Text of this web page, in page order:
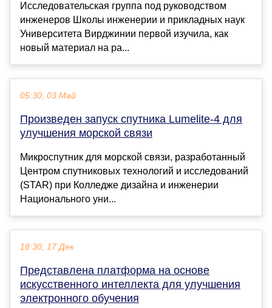
Исследовательская группа под руководством
инженеров Школы инженерии и прикладных наук
Университета Вирджинии первой изучила, как
новый материал на ра...
05:30, 03 Май
Произведен запуск спутника Lumelite-4 для
улучшения морской связи
Микроспутник для морской связи, разработанный
Центром спутниковых технологий и исследований
(STAR) при Колледже дизайна и инженерии
Национального уни...
18:30, 17 Дек
Представлена платформа на основе
искусственного интеллекта для улучшения
электронного обучения